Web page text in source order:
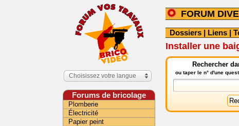
FORUM
Dossiers | Liens |
Installer une
Rechercher
ou taper le n° d'une
Choisissez votre langue
Forums de bricolage
Plomberie
Électricité
Papier peint